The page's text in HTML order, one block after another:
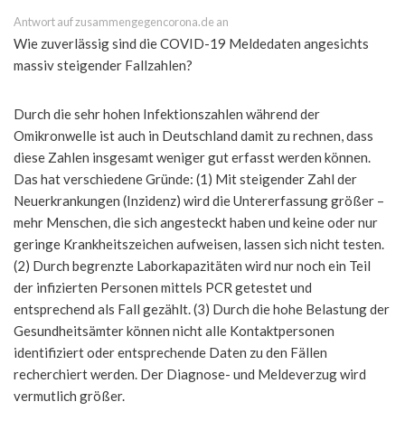
Antwort auf zusammengegencorona.de an
Wie zuverlässig sind die COVID-19 Meldedaten angesichts
massiv steigender Fallzahlen?
Durch die sehr hohen Infektionszahlen während der
Omikronwelle ist auch in Deutschland damit zu rechnen, dass
diese Zahlen insgesamt weniger gut erfasst werden können.
Das hat verschiedene Gründe: (1) Mit steigender Zahl der
Neuerkrankungen (Inzidenz) wird die Untererfassung größer –
mehr Menschen, die sich angesteckt haben und keine oder nur
geringe Krankheitszeichen aufweisen, lassen sich nicht testen.
(2) Durch begrenzte Laborkapazitäten wird nur noch ein Teil
der infizierten Personen mittels PCR getestet und
entsprechend als Fall gezählt. (3) Durch die hohe Belastung der
Gesundheitsämter können nicht alle Kontaktpersonen
identifiziert oder entsprechende Daten zu den Fällen
recherchiert werden. Der Diagnose- und Meldeverzug wird
vermutlich größer.